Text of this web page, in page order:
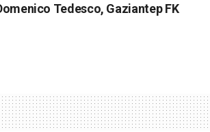
Tedesco, Gaziantep FK